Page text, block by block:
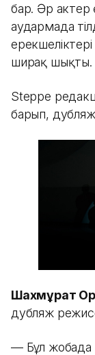
бар. Әр актер
аудармада
ширақ шықты.
Steppe
барып,
Шахмұрат
дубляж
— Бұл жобада